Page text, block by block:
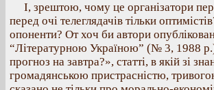
І, зрештою, чому це організатори
перед очі телеглядачів тільки
опоненти? От хоч би автори
“Літературною Україною” (№ 3, 1988
прогноз на завтра?», статті, в якій зі
громадянською пристрасністю,